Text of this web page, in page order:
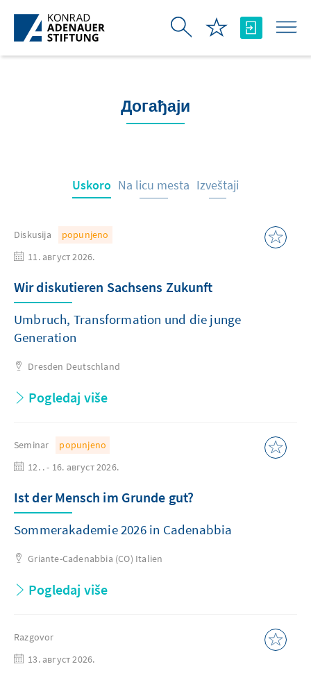
Skip to Main Content
Догађаји
Uskoro Na licu mesta Izveštaji
Diskusija
popunjeno
11. август 2026.
Wir diskutieren Sachsens Zukunft
Umbruch, Transformation und die junge
Generation
Dresden Deutschland
Pogledaj više
Seminar
popunjeno
12. . - 16. август 2026.
Ist der Mensch im Grunde gut?
Sommerakademie 2026 in Cadenabbia
Griante-Cadenabbia (CO) Italien
Pogledaj više
Razgovor
13. август 2026.